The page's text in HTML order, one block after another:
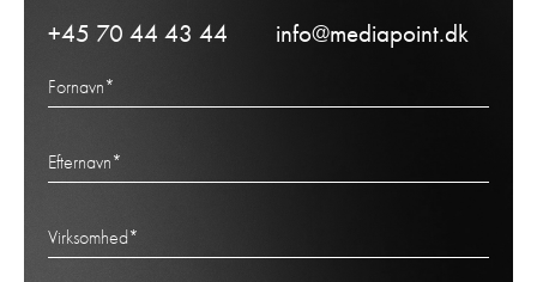
+45 70 44 43 44 info@mediapoint.dk
Fornavn*
Efternavn*
Virksomhed*